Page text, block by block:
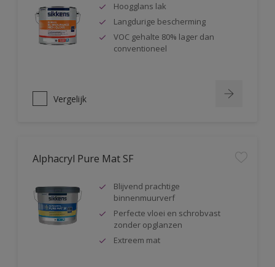
Hoogglans lak
Langdurige bescherming
VOC gehalte 80% lager dan
conventioneel
Vergelijk
Alphacryl Pure Mat SF
Blijvend prachtige
binnenmuurverf
Perfecte vloei en schrobvast
zonder opglanzen
Extreem mat